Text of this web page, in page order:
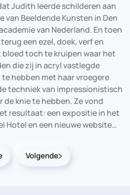
Judith leerde schilderen aan
van Beeldende Kunsten in Den
van Nederland. En toen
een ezel, doek, verf en
toch te kruipen waar het
die zij in acryl vastlegde
hebben met haar vroegere
techniek van impressionistisch
de knie te hebben. Ze vond
resultaat: een expositie in het
Hotel en een nieuwe website…
Volgende